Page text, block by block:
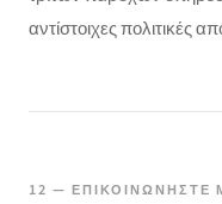
αντίστοιχες πολιτικές
12 — ΕΠΙΚΟΙΝΩΝΉΣΤΕ